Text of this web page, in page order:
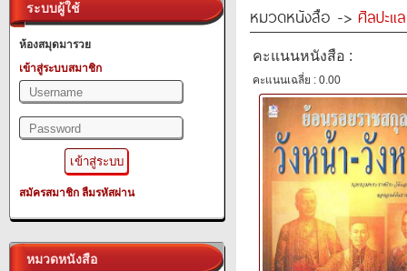
ระบบผู้ใช้
ห้องสมุดมารวย
เข้าสู่ระบบสมาชิก
สมัครสมาชิก ลืมรหัสผ่าน
หมวดหนังสือ
หมวดหนังสือ -> ศิลปะแ
คะแนนหนังสือ :
คะแนนเฉลี่ย : 0.00